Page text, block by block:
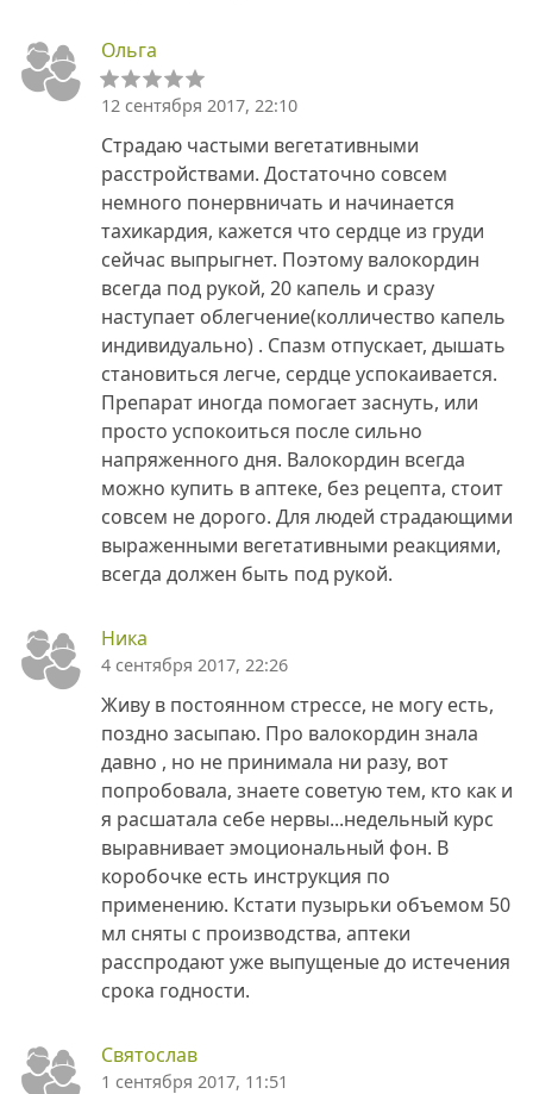
Ольга
12 сентября 2017, 22:10
Страдаю частыми вегетативными
расстройствами. Достаточно совсем
немного понервничать и начинается
тахикардия, кажется что сердце из груди
сейчас выпрыгнет. Поэтому валокордин
всегда под рукой, 20 капель и сразу
наступает облегчение(колличество капель
индивидуально) . Спазм отпускает, дышать
становиться легче, сердце успокаивается.
Препарат иногда помогает заснуть, или
просто успокоиться после сильно
напряженного дня. Валокордин всегда
можно купить в аптеке, без рецепта, стоит
совсем не дорого. Для людей страдающими
выраженными вегетативными реакциями,
всегда должен быть под рукой.
Ника
4 сентября 2017, 22:26
Живу в постоянном стрессе, не могу есть,
поздно засыпаю. Про валокордин знала
давно , но не принимала ни разу, вот
попробовала, знаете советую тем, кто как и
я расшатала себе нервы...недельный курс
выравнивает эмоциональный фон. В
коробочке есть инструкция по
применению. Кстати пузырьки объемом 50
мл сняты с производства, аптеки
расспродают уже выпущеные до истечения
срока годности.
Святослав
1 сентября 2017, 11:51